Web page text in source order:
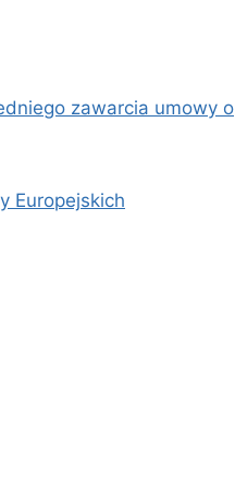
zawarcia umowy o
Europejskich